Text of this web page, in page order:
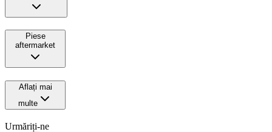
Piese
aftermarket
Aflați mai
multe
Urmăriți-ne